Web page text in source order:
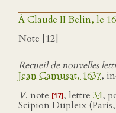
À Claude II Belin, le
Note [12]
Recueil de nouvelles
Jean Camusat, 1637,
V. note [17], lettre 34,
Scipion Dupleix (Paris,